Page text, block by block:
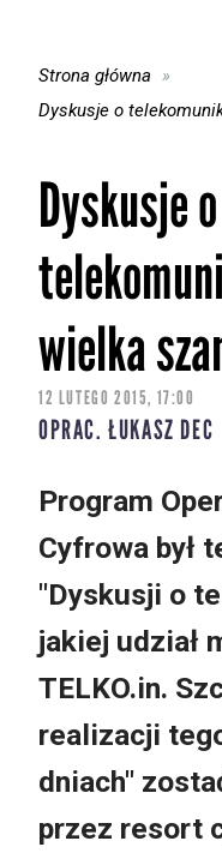
Strona główna
Dyskusje o
Dyskusje o
wielka
12 LUTEGO 2015, 17:00
OPRAC. ŁUKASZ DEC
Program
Cyfrowa był
"Dyskusji o
jakiej udział
TELKO.in.
realizacji
dniach"
przez resort